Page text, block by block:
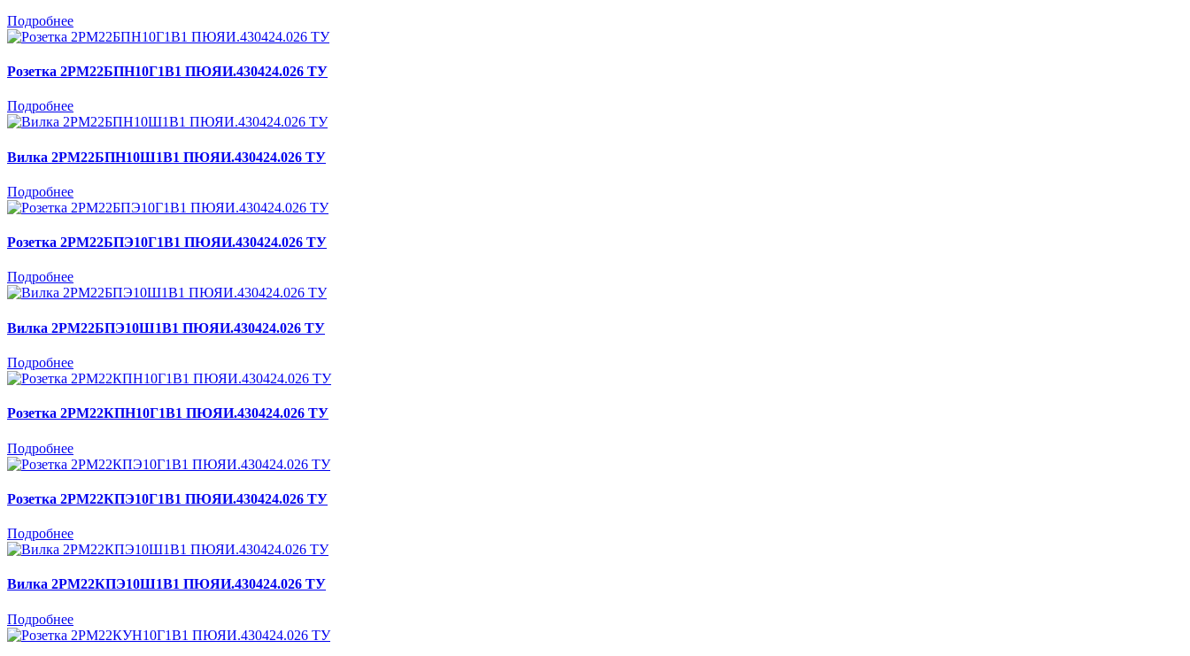
Подробнее
Розетка 2РМ22БПН10Г1В1 ПЮЯИ.430424.026 ТУ
Подробнее
Вилка 2РМ22БПН10Ш1В1 ПЮЯИ.430424.026 ТУ
Подробнее
Розетка 2РМ22БПЭ10Г1В1 ПЮЯИ.430424.026 ТУ
Подробнее
Вилка 2РМ22БПЭ10Ш1В1 ПЮЯИ.430424.026 ТУ
Подробнее
Розетка 2РМ22КПН10Г1В1 ПЮЯИ.430424.026 ТУ
Подробнее
Розетка 2РМ22КПЭ10Г1В1 ПЮЯИ.430424.026 ТУ
Подробнее
Вилка 2РМ22КПЭ10Ш1В1 ПЮЯИ.430424.026 ТУ
Подробнее